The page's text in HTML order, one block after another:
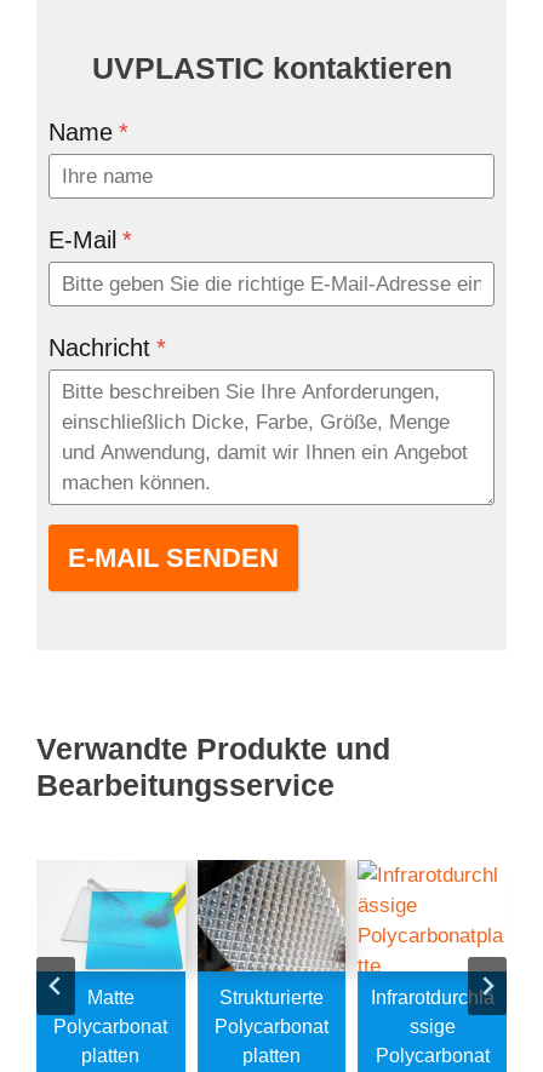
UVPLASTIC kontaktieren
Name *
E-Mail *
Nachricht *
E-MAIL SENDEN
Verwandte Produkte und
Bearbeitungsservice
Matte
Polycarbonat
Platten
Strukturierte
Polycarbonat
Platten
Infrarotdurchlä
Ssige
Polycarbonat